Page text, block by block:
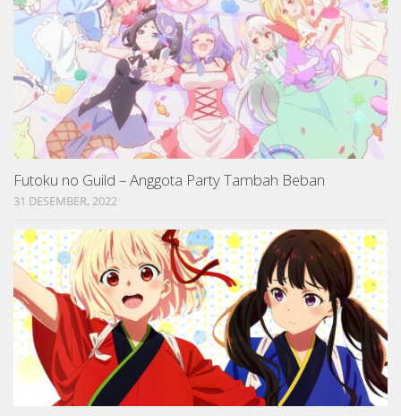
Futoku no Guild – Anggota Party Tambah Beban
31 DESEMBER, 2022